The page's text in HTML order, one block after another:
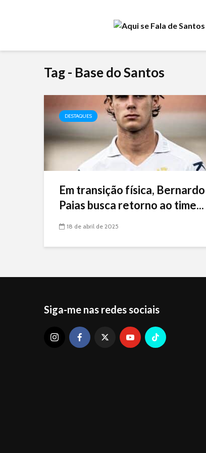
Tag - Base do Santos
DESTAQUES
Em transição física, Bernardo
Paias busca retorno ao time...
18 de abril de 2025
Siga-me nas redes sociais